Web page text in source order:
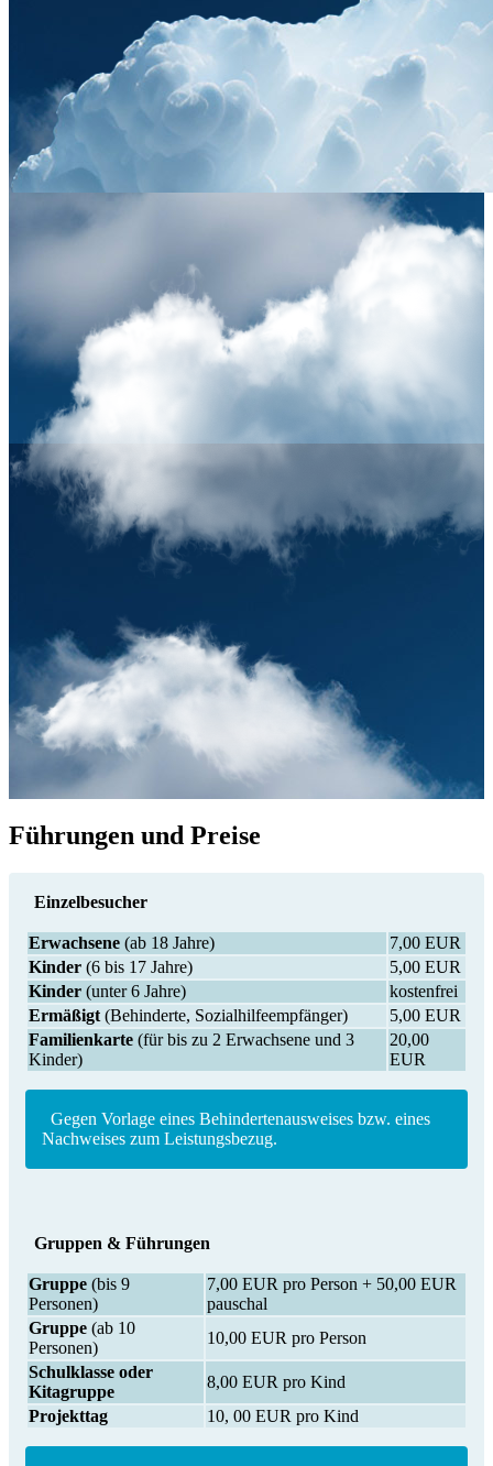
Führungen und Preise
Einzelbesucher
Erwachsene (ab 18 Jahre)
7,00 EUR
Kinder (6 bis 17 Jahre)
5,00 EUR
Kinder (unter 6 Jahre)
kostenfrei
Ermäßigt (Behinderte, Sozialhilfeempfänger)
5,00 EUR
Familienkarte (für bis zu 2 Erwachsene und 3
Kinder)
20,00
EUR
Gegen Vorlage eines Behindertenausweises bzw. eines
Nachweises zum Leistungsbezug.
Gruppen & Führungen
Gruppe (bis 9
Personen)
7,00 EUR pro Person + 50,00 EUR
pauschal
Gruppe (ab 10
Personen)
10,00 EUR pro Person
Schulklasse oder
Kitagruppe
8,00 EUR pro Kind
Projekttag
10, 00 EUR pro Kind